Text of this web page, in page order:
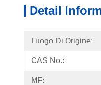
Detail
Luogo Di Origine:
CAS No.:
MF: